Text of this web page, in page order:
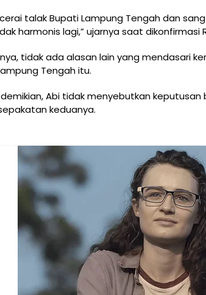
talak Bupati Lampung Tengah dan
harmonis lagi,” ujarnya saat dikonfirmasi
tidak ada alasan lain yang mendasari
Tengah itu.
Abi tidak menyebutkan
keduanya.